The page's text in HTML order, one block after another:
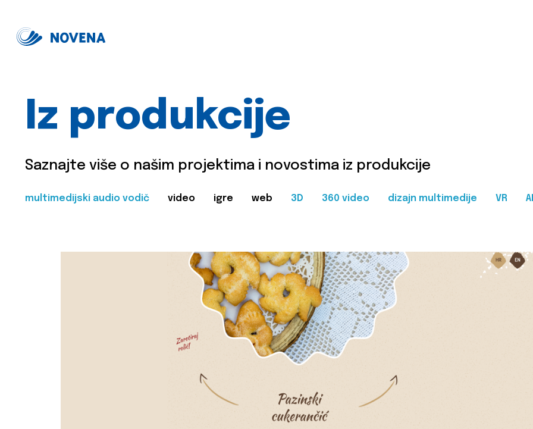
Iz produkcije
Saznajte više o našim projektima i novostima iz produkcije
multimedijski audio vodič video igre web 3D 360 video dizajn multimedije VR